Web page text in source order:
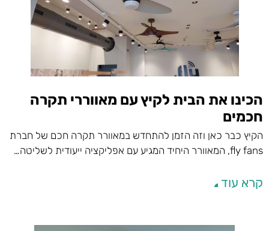
הכינו את הבית לקיץ עם מאווררי תקרה
חכמים
הקיץ כבר כאן וזה הזמן להתחדש במאוורר תקרה חכם של חברת
fly fans, המאוורר היחיד המגיע עם אפליקציה ייעודית לשליטה…
קרא עוד